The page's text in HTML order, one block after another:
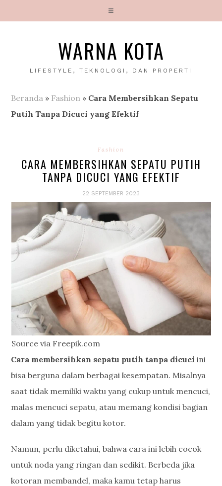
WARNA KOTA
LIFESTYLE, TEKNOLOGI, DAN PROPERTI
Beranda » Fashion » Cara Membersihkan Sepatu
Putih Tanpa Dicuci yang Efektif
Fashion
CARA MEMBERSIHKAN SEPATU PUTIH
TANPA DICUCI YANG EFEKTIF
22 SEPTEMBER 2023
Source via Freepik.com
Cara membersihkan sepatu putih tanpa dicuci ini
bisa berguna dalam berbagai kesempatan. Misalnya
saat tidak memiliki waktu yang cukup untuk mencuci,
malas mencuci sepatu, atau memang kondisi bagian
dalam yang tidak begitu kotor.
Namun, perlu diketahui, bahwa cara ini lebih cocok
untuk noda yang ringan dan sedikit. Berbeda jika
kotoran membandel, maka kamu tetap harus